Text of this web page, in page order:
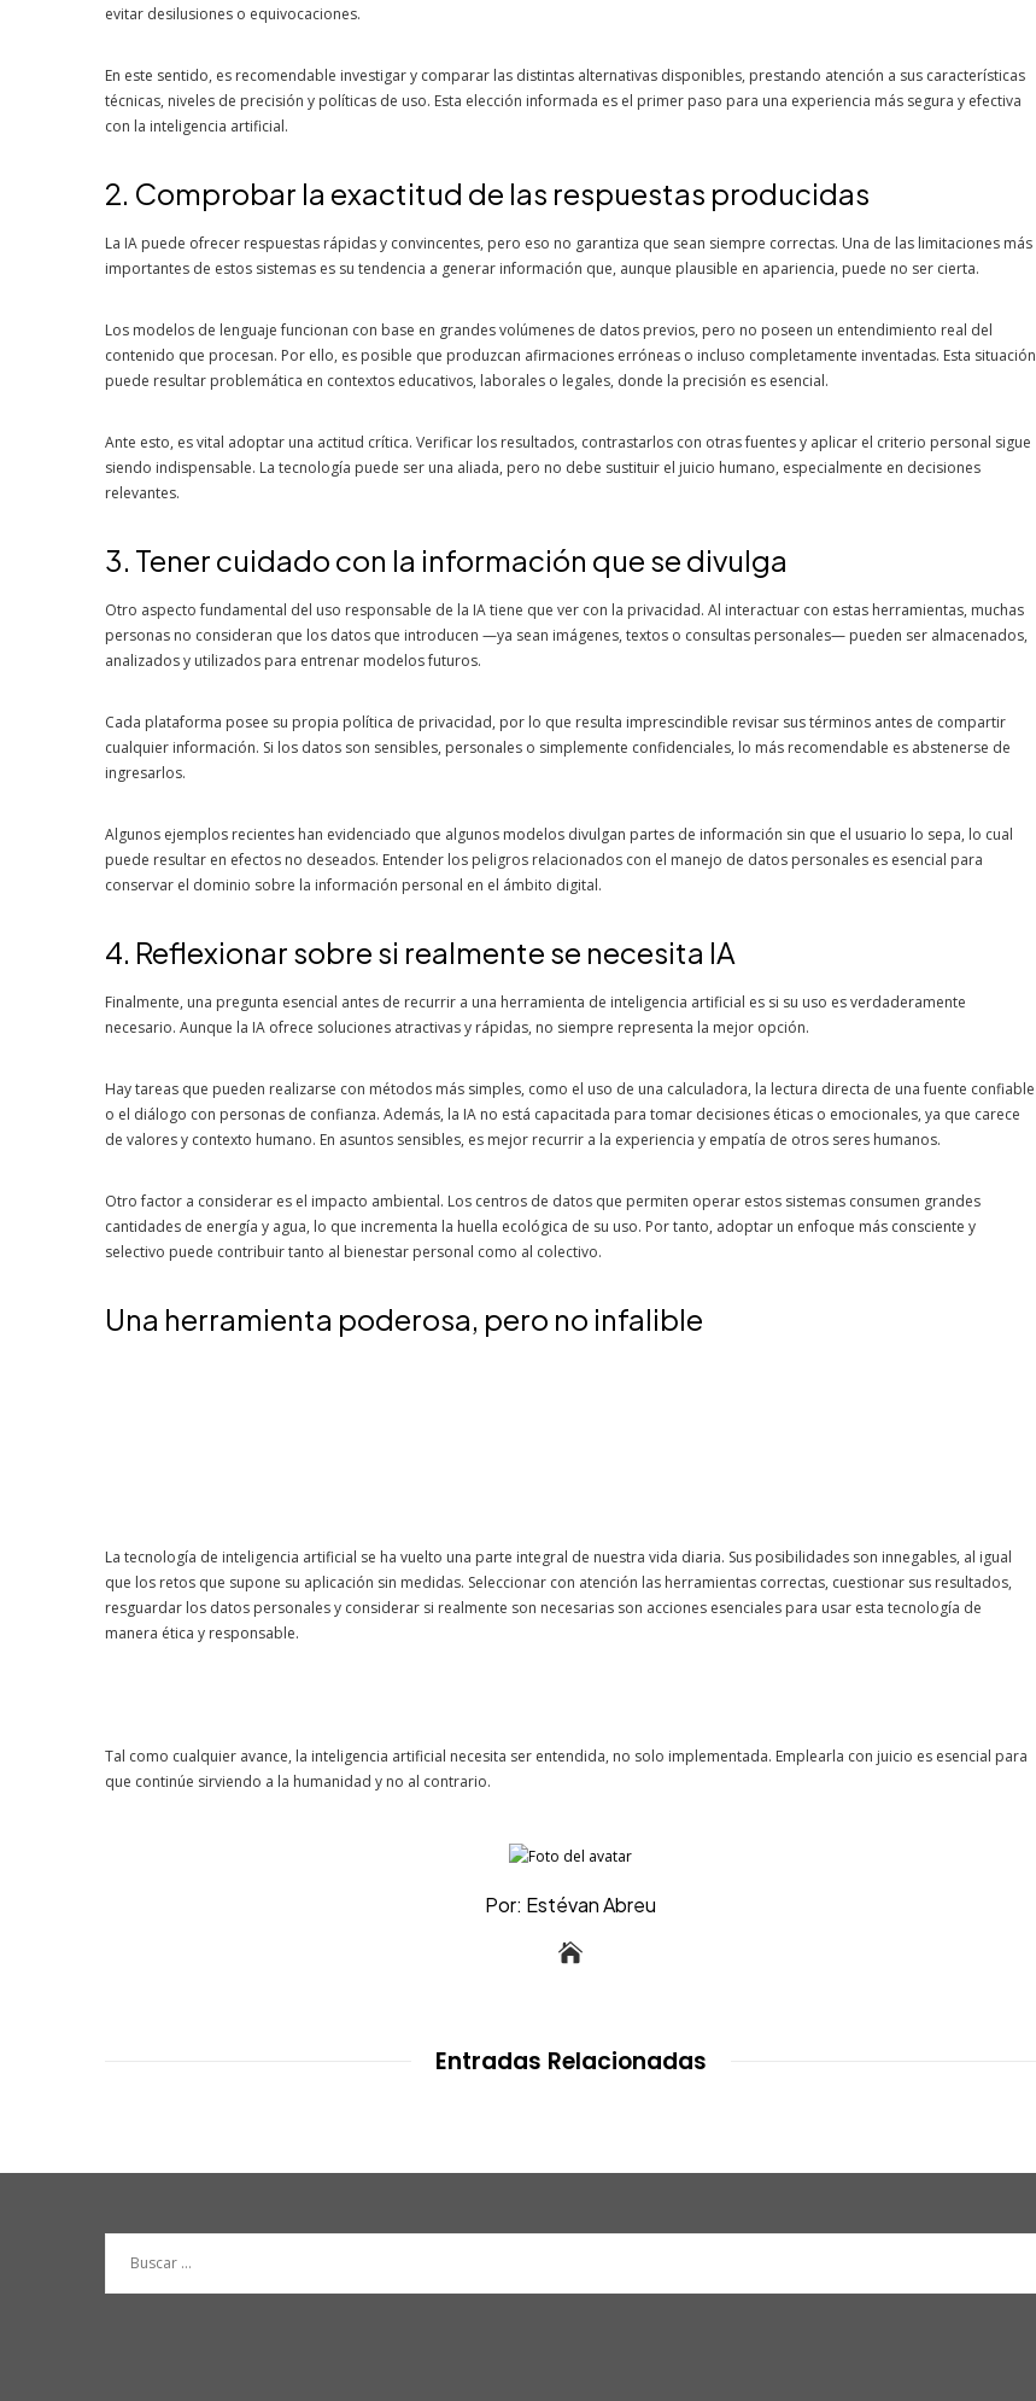
evitar desilusiones o equivocaciones.
En este sentido, es recomendable investigar y comparar las distintas alternativas disponibles, prestando atención a sus características
técnicas, niveles de precisión y políticas de uso. Esta elección informada es el primer paso para una experiencia más segura y efectiva
con la inteligencia artificial.
2. Comprobar la exactitud de las respuestas producidas
La IA puede ofrecer respuestas rápidas y convincentes, pero eso no garantiza que sean siempre correctas. Una de las limitaciones más
importantes de estos sistemas es su tendencia a generar información que, aunque plausible en apariencia, puede no ser cierta.
Los modelos de lenguaje funcionan con base en grandes volúmenes de datos previos, pero no poseen un entendimiento real del
contenido que procesan. Por ello, es posible que produzcan afirmaciones erróneas o incluso completamente inventadas. Esta situación
puede resultar problemática en contextos educativos, laborales o legales, donde la precisión es esencial.
Ante esto, es vital adoptar una actitud crítica. Verificar los resultados, contrastarlos con otras fuentes y aplicar el criterio personal sigue
siendo indispensable. La tecnología puede ser una aliada, pero no debe sustituir el juicio humano, especialmente en decisiones
relevantes.
3. Tener cuidado con la información que se divulga
Otro aspecto fundamental del uso responsable de la IA tiene que ver con la privacidad. Al interactuar con estas herramientas, muchas
personas no consideran que los datos que introducen —ya sean imágenes, textos o consultas personales— pueden ser almacenados,
analizados y utilizados para entrenar modelos futuros.
Cada plataforma posee su propia política de privacidad, por lo que resulta imprescindible revisar sus términos antes de compartir
cualquier información. Si los datos son sensibles, personales o simplemente confidenciales, lo más recomendable es abstenerse de
ingresarlos.
Algunos ejemplos recientes han evidenciado que algunos modelos divulgan partes de información sin que el usuario lo sepa, lo cual
puede resultar en efectos no deseados. Entender los peligros relacionados con el manejo de datos personales es esencial para
conservar el dominio sobre la información personal en el ámbito digital.
4. Reflexionar sobre si realmente se necesita IA
Finalmente, una pregunta esencial antes de recurrir a una herramienta de inteligencia artificial es si su uso es verdaderamente
necesario. Aunque la IA ofrece soluciones atractivas y rápidas, no siempre representa la mejor opción.
Hay tareas que pueden realizarse con métodos más simples, como el uso de una calculadora, la lectura directa de una fuente confiable
o el diálogo con personas de confianza. Además, la IA no está capacitada para tomar decisiones éticas o emocionales, ya que carece
de valores y contexto humano. En asuntos sensibles, es mejor recurrir a la experiencia y empatía de otros seres humanos.
Otro factor a considerar es el impacto ambiental. Los centros de datos que permiten operar estos sistemas consumen grandes
cantidades de energía y agua, lo que incrementa la huella ecológica de su uso. Por tanto, adoptar un enfoque más consciente y
selectivo puede contribuir tanto al bienestar personal como al colectivo.
Una herramienta poderosa, pero no infalible
La tecnología de inteligencia artificial se ha vuelto una parte integral de nuestra vida diaria. Sus posibilidades son innegables, al igual
que los retos que supone su aplicación sin medidas. Seleccionar con atención las herramientas correctas, cuestionar sus resultados,
resguardar los datos personales y considerar si realmente son necesarias son acciones esenciales para usar esta tecnología de
manera ética y responsable.
Tal como cualquier avance, la inteligencia artificial necesita ser entendida, no solo implementada. Emplearla con juicio es esencial para
que continúe sirviendo a la humanidad y no al contrario.
Por: Estévan Abreu
Entradas Relacionadas